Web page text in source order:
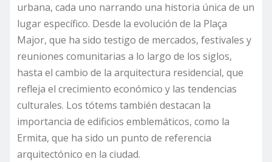
urbana, cada uno narrando una historia única de un
lugar específico. Desde la evolución de la Plaça
Major, que ha sido testigo de mercados, festivales y
reuniones comunitarias a lo largo de los siglos,
hasta el cambio de la arquitectura residencial, que
refleja el crecimiento económico y las tendencias
culturales. Los tótems también destacan la
importancia de edificios emblemáticos, como la
Ermita, que ha sido un punto de referencia
arquitectónico en la ciudad.